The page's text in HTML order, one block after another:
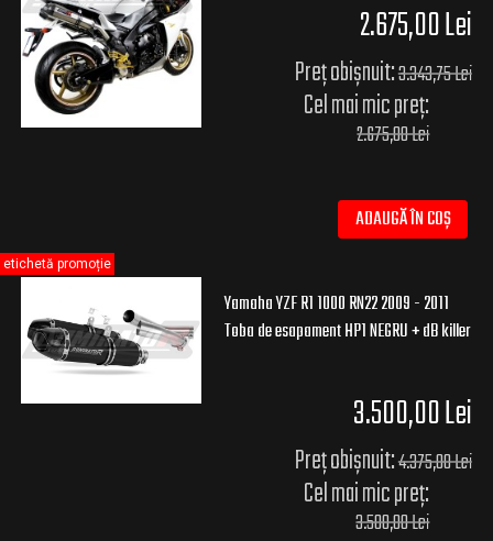
2.675,00 Lei
Preț obișnuit:3.343,75 Lei
Cel mai mic preț:
2.675,00 Lei
ADAUGĂ ÎN COȘ
Yamaha YZF R1 1000 RN22 2009 - 2011
Toba de esapament HP1 NEGRU + dB killer
3.500,00 Lei
Preț obișnuit:4.375,00 Lei
Cel mai mic preț:
3.500,00 Lei
etichetă promoție